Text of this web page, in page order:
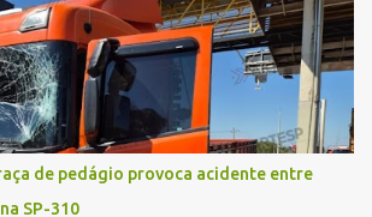
vítima sobre os procedimentos que deveriam
depois, o golpista enviou um documento em
comunicação oficial da instituição financeira.
em contato por telefone e encaminhou um
a acessá-lo pelo computador para
cadastral. Após realizar o
bancária ficou bloqueada por algumas
de pedágio provoca acidente entre
SP-310